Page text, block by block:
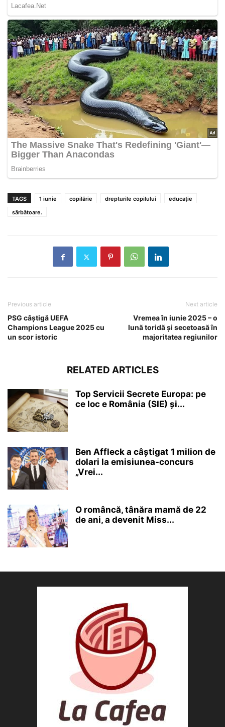
TAGS 1 iunie copilărie drepturile copilului
educație
sărbătoare.
Previous article
PSG câștigă UEFA
Champions League 2025 cu
un scor istoric
Next article
Vremea în iunie 2025 – o
lună toridă și secetoasă în
majoritatea regiunilor
RELATED ARTICLES
Top Servicii Secrete Europa: pe
ce loc e România (SIE) și...
Ben Affleck a câștigat 1 milion de
dolari la emisiunea-concurs
„Vrei...
O româncă, tânăra mamă de 22
de ani, a devenit Miss...